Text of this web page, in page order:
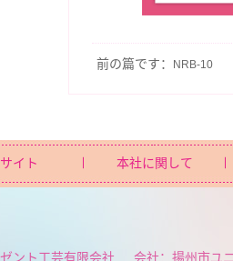
前の篇です： NRB-10
イト 本社に関して
ント工芸有限会社 会社：揚州市ユ